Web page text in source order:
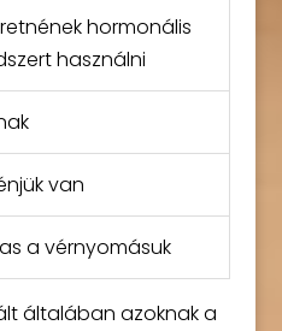
hormonális
használni
van
a vérnyomásuk
általában azoknak a